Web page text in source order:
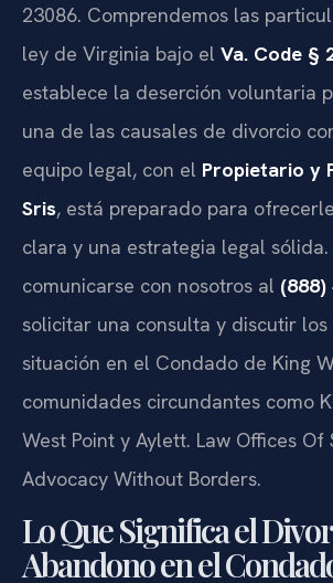
23086. Comprendemos las
ley de Virginia bajo el Va. Code §
establece la deserción voluntaria
una de las causales de divorcio
equipo legal, con el Propietario y
Sris, está preparado para
clara y una estrategia legal sólida.
comunicarse con nosotros al (888)
solicitar una consulta y discutir
situación en el Condado de King
comunidades circundantes como
West Point y Aylett. Law Offices Of
Advocacy Without Borders.
Lo Que Significa el
Abandono en el